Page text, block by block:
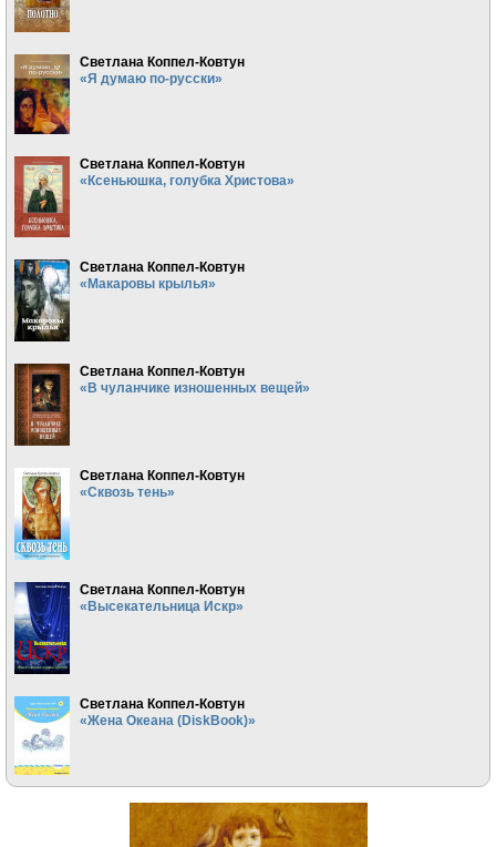
Светлана Коппел-Ковтун
«Я думаю по-русски»
Светлана Коппел-Ковтун
«Ксеньюшка, голубка Христова»
Светлана Коппел-Ковтун
«Макаровы крылья»
Светлана Коппел-Ковтун
«В чуланчике изношенных вещей»
Светлана Коппел-Ковтун
«Сквозь тень»
Светлана Коппел-Ковтун
«Высекательница Искр»
Светлана Коппел-Ковтун
«Жена Океана (DiskBook)»